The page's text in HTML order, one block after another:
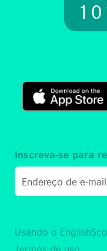
Usando o
Inscreva-se para